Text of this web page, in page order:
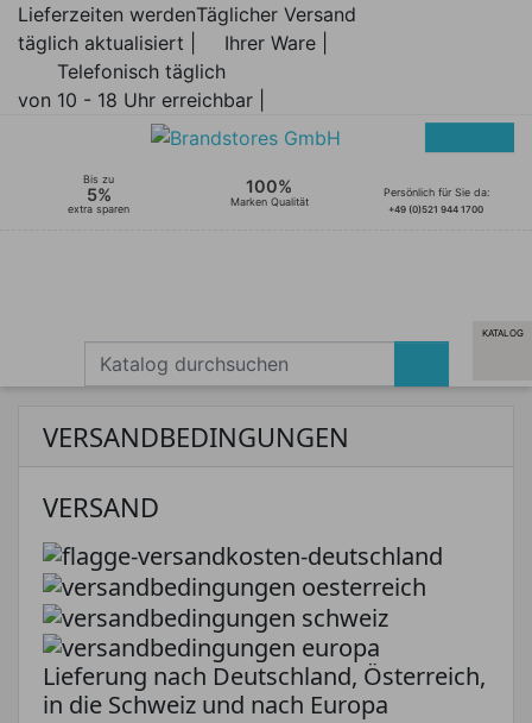
Lieferzeiten werden
täglich aktualisiert |
Täglicher Versand
Ihrer Ware |
Telefonisch täglich
von 10 - 18 Uhr erreichbar |
Bis zu
5%
extra sparen
100%
Marken Qualität
Persönlich für Sie da:
+49 (0)521 944 1700
VERSANDBEDINGUNGEN
VERSAND
Lieferung nach Deutschland, Österreich,
in die Schweiz und nach Europa
KATALOG